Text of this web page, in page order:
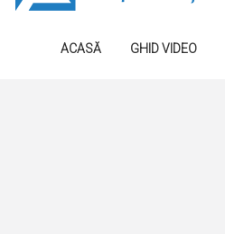
ACASĂ GHID VIDEO